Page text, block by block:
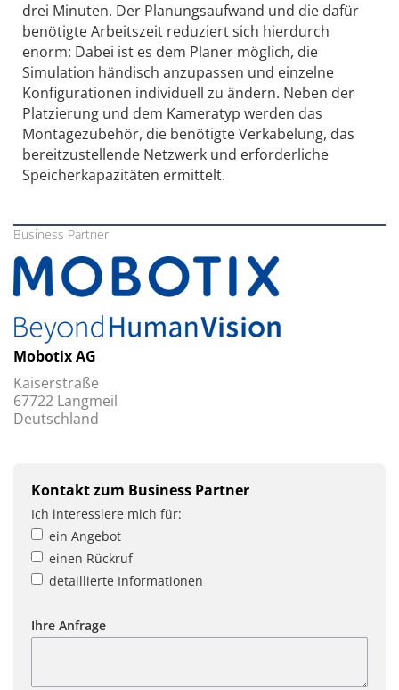
drei Minuten. Der Planungsaufwand und die dafür
benötigte Arbeitszeit reduziert sich hierdurch
enorm: Dabei ist es dem Planer möglich, die
Simulation händisch anzupassen und einzelne
Konfigurationen individuell zu ändern. Neben der
Platzierung und dem Kameratyp werden das
Montagezubehör, die benötigte Verkabelung, das
bereitzustellende Netzwerk und erforderliche
Speicherkapazitäten ermittelt.
Business Partner
Mobotix AG
Kaiserstraße
67722 Langmeil
Deutschland
Kontakt zum Business Partner
Ich interessiere mich für:
ein Angebot
einen Rückruf
detaillierte Informationen
Ihre Anfrage